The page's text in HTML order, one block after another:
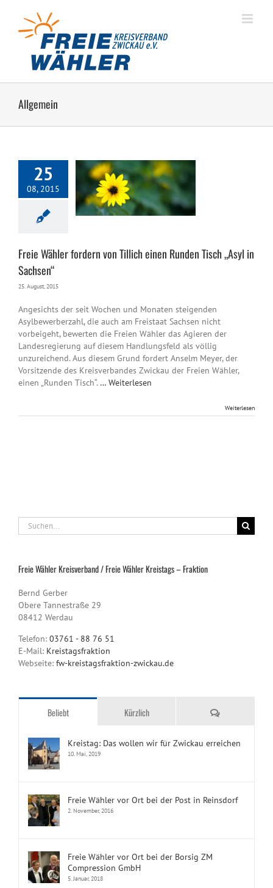
springen
Allgemein
25
08, 2015
fordern von Tillich
Tisch „Asyl in
Freie Wähler fordern von Tillich einen Runden Tisch „Asyl in
Sachsen“
25. August, 2015
Angesichts der seit Wochen und Monaten steigenden
Asylbewerberzahl, die auch am Freistaat Sachsen nicht
vorbeigeht, bewerten die Freien Wähler das Agieren der
Landesregierung auf diesem Handlungsfeld als völlig
unzureichend. Aus diesem Grund fordert Anselm Meyer, der
Vorsitzende des Kreisverbandes Zwickau der Freien Wähler,
einen „Runden Tisch“. … Weiterlesen
Weiterlesen
Suche
nach:
Freie Wähler Kreisverband / Freie Wähler Kreistags – Fraktion
Bernd Gerber
Obere Tannestraße 29
08412 Werdau
Telefon: 03761 - 88 76 51
E-Mail: Kreistagsfraktion
Webseite: fw-kreistagsfraktion-zwickau.de
Beliebt Kürzlich Kommentare
Kreistag: Das wollen wir für Zwickau erreichen
10. Mai, 2019
Freie Wähler vor Ort bei der Post in Reinsdorf
2. November, 2016
Freie Wähler vor Ort bei der Borsig ZM
Compression GmbH
5. Januar, 2018